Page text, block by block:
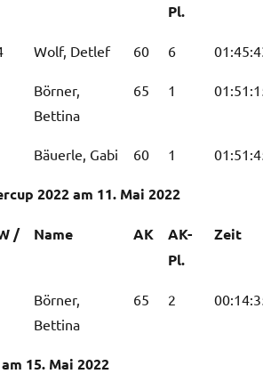
Pl.
Wolf, Detlef 60 6
Börner,
Bettina
65 1
Bäuerle, Gabi 60 1
2022 am 11. Mai 2022
/
Name AK
AK-
Pl.
Zeit
Börner,
Bettina
65 2
15. Mai 2022